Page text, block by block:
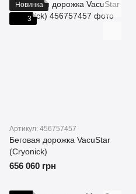
Новинка
3
Артикул: 456757457
Беговая дорожка VacuStar
(Cryonick)
656 060 грн